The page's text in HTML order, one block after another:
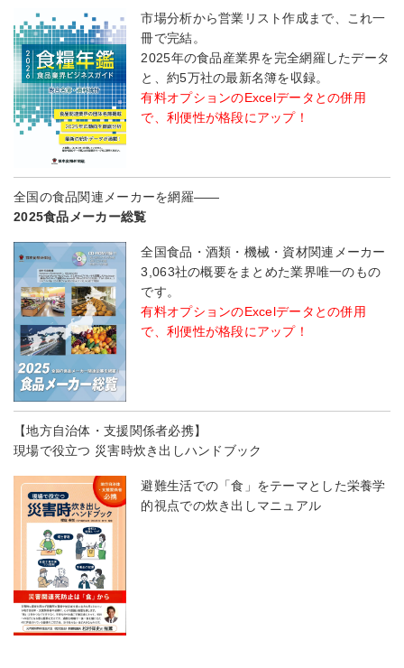
市場分析から営業リスト作成まで、これ一
冊で完結。
2025年の食品産業界を完全網羅したデータ
と、約5万社の最新名簿を収録。
有料オプションのExcelデータとの併用
で、利便性が格段にアップ！
全国の食品関連メーカーを網羅――
2025食品メーカー総覧
全国食品・酒類・機械・資材関連メーカー
3,063社の概要をまとめた業界唯一のもの
です。
有料オプションのExcelデータとの併用
で、利便性が格段にアップ！
【地方自治体・支援関係者必携】
現場で役立つ 災害時炊き出しハンドブック
避難生活での「食」をテーマとした栄養学
的視点での炊き出しマニュアル